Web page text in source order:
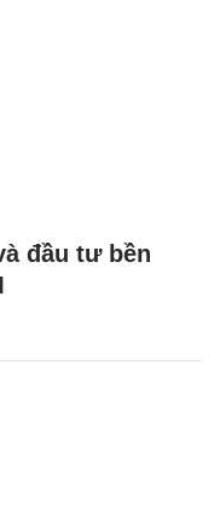
đầu tư bền